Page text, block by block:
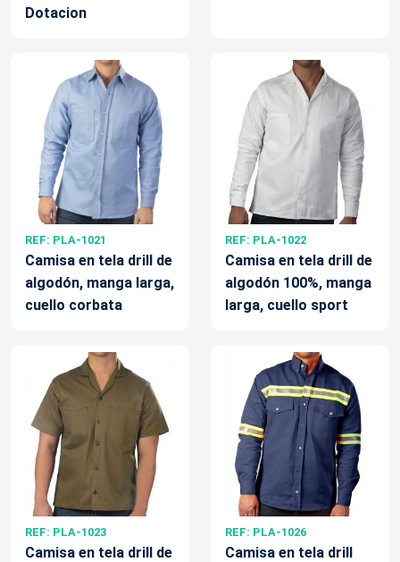
Dotacion
REF: PLA-1021
Camisa en tela drill de
algodón, manga larga,
cuello corbata
REF: PLA-1022
Camisa en tela drill de
algodón 100%, manga
larga, cuello sport
REF: PLA-1023
Camisa en tela drill de
REF: PLA-1026
Camisa en tela drill